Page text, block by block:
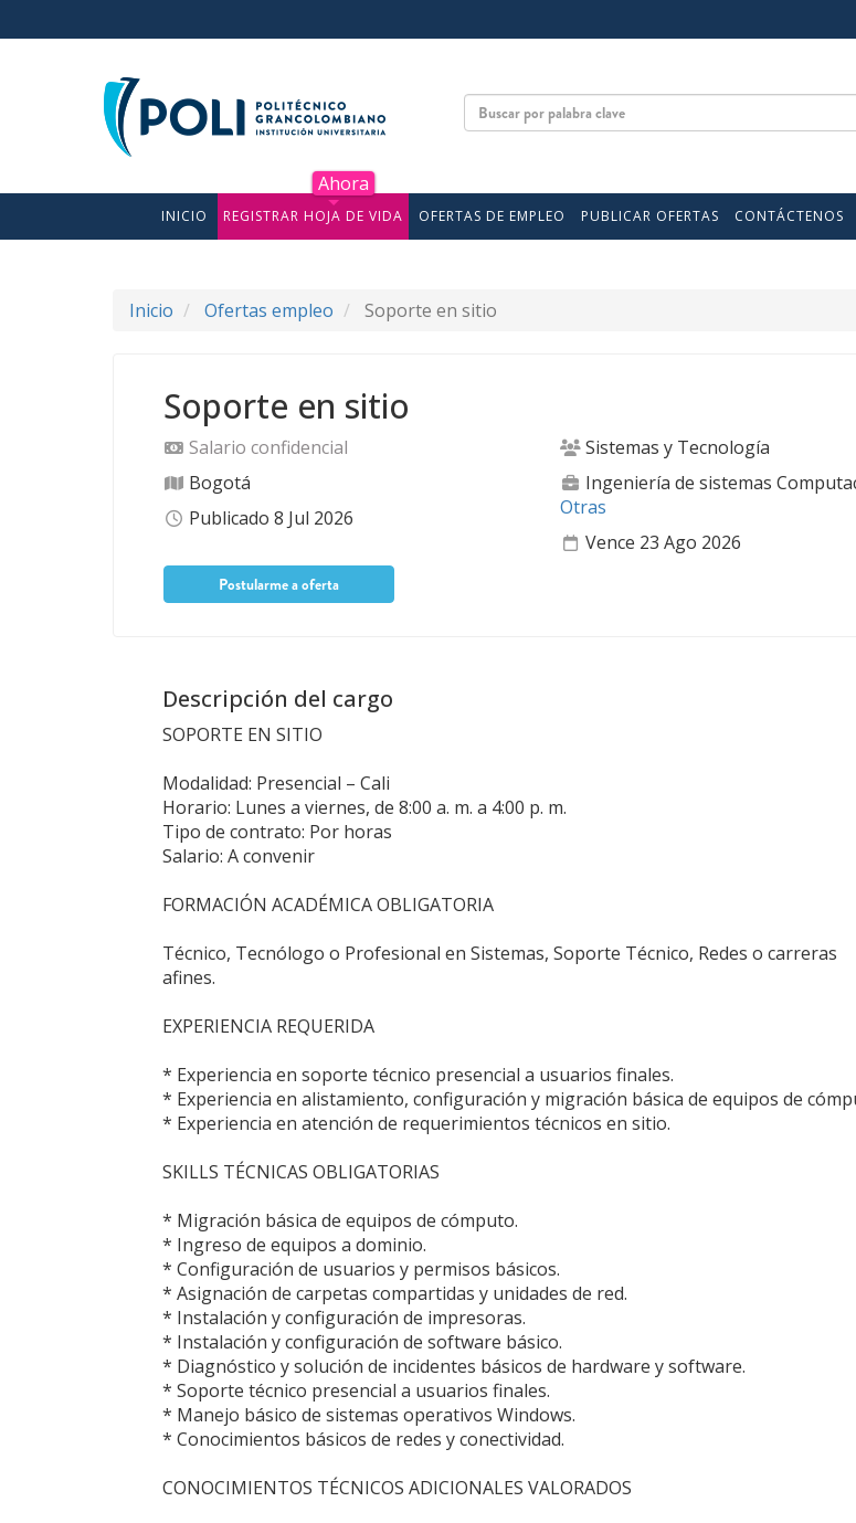
INICIO REGISTRAR HOJA DE VIDA OFERTAS DE EMPLEO PUBLICAR OFERTAS CONTÁCTENOS
Inicio Ofertas empleo Soporte en sitio
Soporte en sitio
Salario confidencial
Bogotá
Publicado 8 Jul 2026
Sistemas y Tecnología
Ingeniería de sistemas
Otras
Vence 23 Ago 2026
Postularme a oferta
Descripción del cargo
SOPORTE EN SITIO
Modalidad: Presencial – Cali
Horario: Lunes a viernes, de 8:00 a. m. a 4:00 p. m.
Tipo de contrato: Por horas
Salario: A convenir
FORMACIÓN ACADÉMICA OBLIGATORIA
Técnico, Tecnólogo o Profesional en Sistemas, Soporte Técnico, Redes o carreras
afines.
EXPERIENCIA REQUERIDA
* Experiencia en soporte técnico presencial a usuarios finales.
* Experiencia en alistamiento, configuración y migración básica de equipos de
* Experiencia en atención de requerimientos técnicos en sitio.
SKILLS TÉCNICAS OBLIGATORIAS
* Migración básica de equipos de cómputo.
* Ingreso de equipos a dominio.
* Configuración de usuarios y permisos básicos.
* Asignación de carpetas compartidas y unidades de red.
* Instalación y configuración de impresoras.
* Instalación y configuración de software básico.
* Diagnóstico y solución de incidentes básicos de hardware y software.
* Soporte técnico presencial a usuarios finales.
* Manejo básico de sistemas operativos Windows.
* Conocimientos básicos de redes y conectividad.
CONOCIMIENTOS TÉCNICOS ADICIONALES VALORADOS